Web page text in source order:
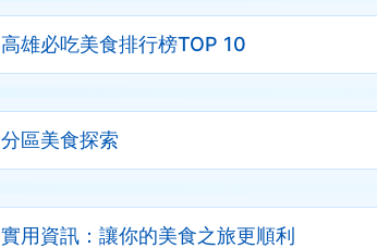
高雄必吃美食排行榜TOP 10
分區美食探索
實用資訊：讓你的美食之旅更順利